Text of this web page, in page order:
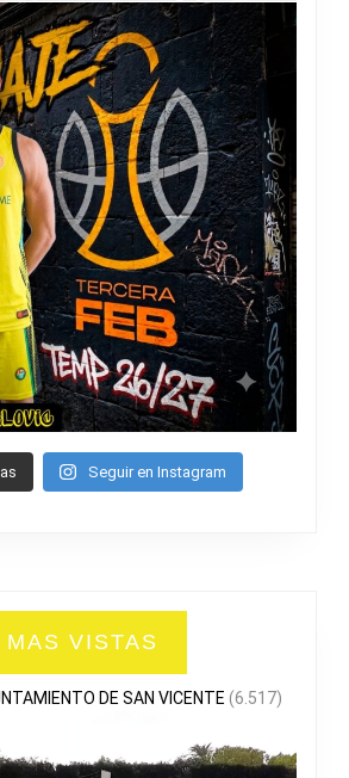
Seguir en Instagram
MAS VISTAS
DE SAN VICENTE (6.517)